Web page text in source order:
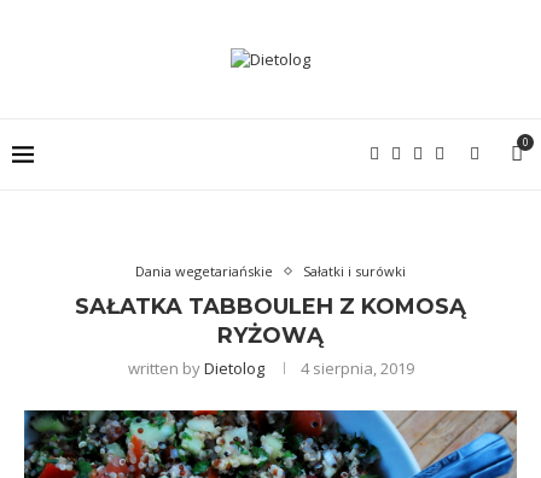
0
Dania wegetariańskie Sałatki i surówki
SAŁATKA TABBOULEH Z KOMOSĄ
RYŻOWĄ
written byDietolog 4 sierpnia, 2019